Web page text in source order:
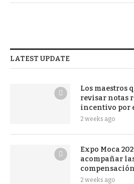
LATEST UPDATE
Los maestros
revisar notas
incentivo por
2 weeks ago
Expo Moca
acompañar
2 weeks ago